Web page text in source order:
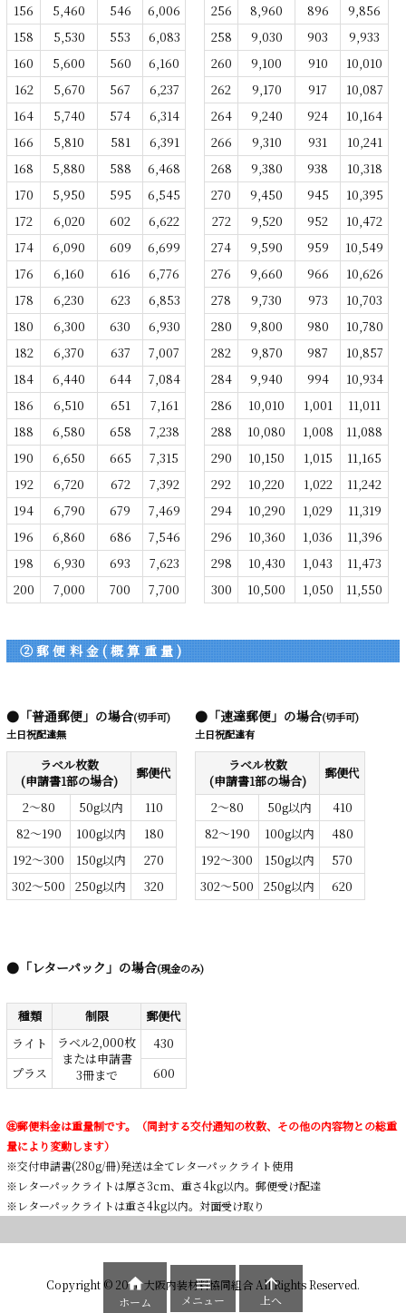
156
5,460 546
6,006
158
5,530 553
6,083
160
5,600 560
6,160
162
5,670 567
6,237
164
5,740 574
6,314
166
5,810 581
6,391
168
5,880 588
6,468
170
5,950 595
6,545
172
6,020 602
6,622
174
6,090 609
6,699
176
6,160 616
6,776
178
6,230 623
6,853
180
6,300 630
6,930
182
6,370 637
7,007
184
6,440 644
7,084
186
6,510 651
7,161
188
6,580 658
7,238
190
6,650 665
7,315
192
6,720 672
7,392
194
6,790 679
7,469
196
6,860 686
7,546
198
6,930 693
7,623
200
7,000 700 7,700
256
8,960 896
9,856
258
9,030 903
9,933
260
9,100 910
10,010
262
9,170 917
10,087
264
9,240 924
10,164
266
9,310 931
10,241
268
9,380 938
10,318
270
9,450 945
10,395
272
9,520 952
10,472
274
9,590 959
10,549
276
9,660 966
10,626
278
9,730 973
10,703
280
9,800 980
10,780
282
9,870 987
10,857
284
9,940 994
10,934
286
10,010 1,001
11,011
288
10,080 1,008
11,088
290
10,150 1,015
11,165
292
10,220 1,022
11,242
294
10,290 1,029
11,319
296
10,360 1,036
11,396
298
10,430 1,043
11,473
300
10,500 1,050 11,550
②郵便料金(概算重量)
●「普通郵便」の場合(切手可)
土日祝配達無
ラベル枚数
(申請書1部の場合)
郵便代
2～80
50g以内
110
82～190
100g以内
180
192～300
150g以内
270
302～500
250g以内 320
●「速達郵便」の場合(切手可)
土日祝配達有
ラベル枚数
(申請書1部の場合)
郵便代
2～80
50g以内
410
82～190
100g以内
480
192～300
150g以内
570
302～500
250g以内 620
●「レターパック」の場合(現金のみ)
種類 制限
郵便代
ライト
ラベル2,000枚
または申請書
3冊まで
430
プラス
600
㊟郵便料金は重量制です。（同封する交付通知の枚数、その他の内容物との総重
量により変動します）
※交付申請書(280g/冊)発送は全てレターパックライト使用
※レターパックライトは厚さ3cm、重さ4kg以内。郵便受け配達
※レターパックライトは重さ4kg以内。対面受け取り
Copyright © 2026大阪内装材料協同組合 All Rights Reserved.

ホーム

メニュー

上へ